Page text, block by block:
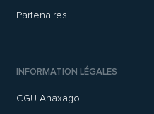
Partenaires
INFORMATION LÉGALES
CGU Anaxago